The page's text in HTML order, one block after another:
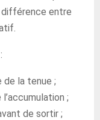
entre
la tenue ;
;
de sortir ;